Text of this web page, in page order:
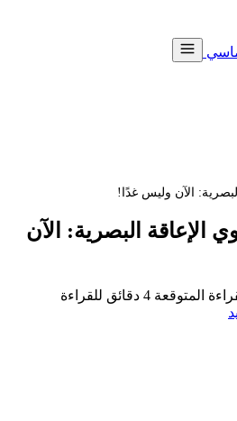
الآن وليس غدًا!
البصرية: الآن
المتوقعة 4 دقائق للقراءة